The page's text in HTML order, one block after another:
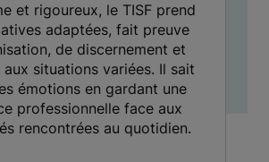
et rigoureux, le TISF prend
adaptées, fait preuve
de discernement et
aux situations variées. Il sait
émotions en gardant une
professionnelle face aux
rencontrées au quotidien.